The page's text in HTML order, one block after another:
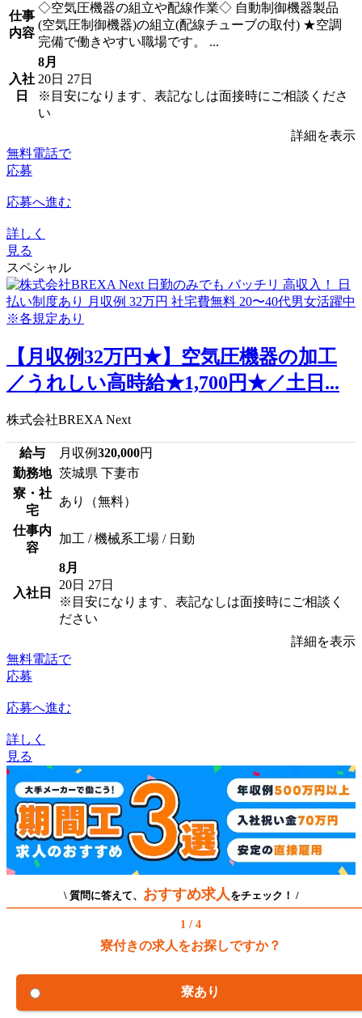
仕事
内容
◇空気圧機器の組立や配線作業◇ 自動制御機器製品
(空気圧制御機器)の組立(配線チューブの取付) ★空調
完備で働きやすい職場です。 ...
入社
日
8月
20日 27日
※目安になります、表記なしは面接時にご相談くださ
い
詳細を表示
無料電話で
応募
応募へ進む
詳しく
見る
スペシャル
【月収例32万円★】空気圧機器の加工
／うれしい高時給★1,700円★／土日...
株式会社BREXA Next
給与 月収例320,000円
勤務地 茨城県 下妻市
寮・社
宅
あり（無料）
仕事内
容
加工 / 機械系工場 / 日勤
入社日
8月
20日 27日
※目安になります、表記なしは面接時にご相談く
ださい
詳細を表示
無料電話で
応募
応募へ進む
詳しく
見る
\ 質問に答えて、 おすすめ求人 をチェック！ /
1 / 4
寮付きの求人をお探しですか？
寮あり